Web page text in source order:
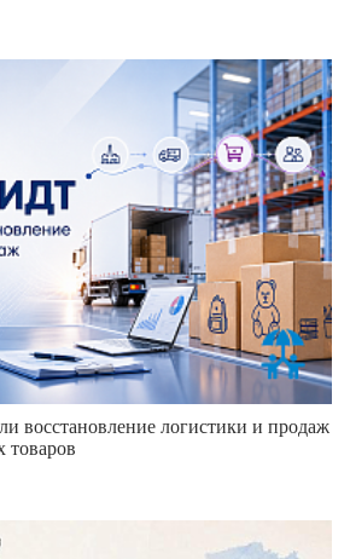
восстановление логистики и продаж
товаров